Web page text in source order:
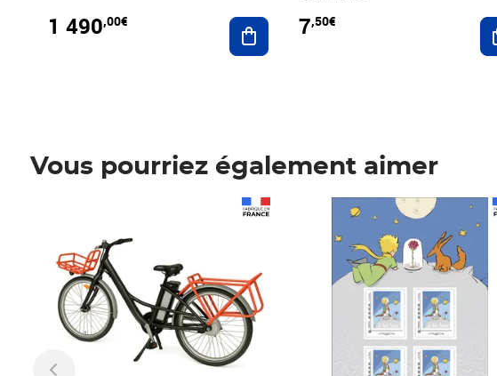
1 490,00€ Ajouter au panier
7,50€
Vous pourriez également aimer
Prix 7,50€